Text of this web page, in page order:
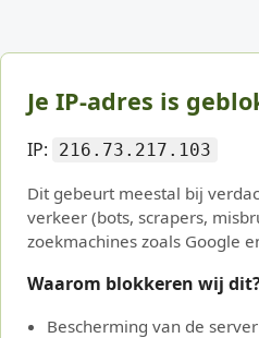
Je IP-adres is
IP: 216.73.217.103
Dit gebeurt meestal bij
verkeer (bots, scrapers,
zoekmachines zoals Google
Waarom blokkeren wij
Bescherming van de